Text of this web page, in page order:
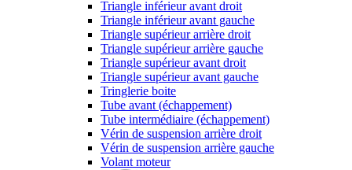
Triangle inférieur avant droit
Triangle inférieur avant gauche
Triangle supérieur arrière droit
Triangle supérieur arrière gauche
Triangle supérieur avant droit
Triangle supérieur avant gauche
Tringlerie boite
Tube avant (échappement)
Tube intermédiaire (échappement)
Vérin de suspension arrière droit
Vérin de suspension arrière gauche
Volant moteur